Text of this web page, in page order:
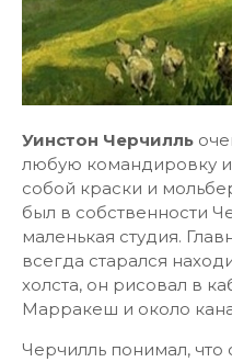
Уинстон Черчилль
любую командировку
собой краски и
был в собственности
маленькая студия.
всегда старался
холста, он рисовал в
Марракеш и около
Черчилль понимал,